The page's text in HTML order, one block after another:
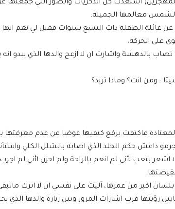
استعدت كل الذكريات والصور التي جمعتها
معالمها الجميلة.
عائلة الطفلة ذات التسع سنوات فقيل لي نعم
على الحركة.
بالدهشة واشارت ان لا ازعج والدها الذي يبدو انه
: ومن انت؟ وماذا تريد؟
فاكتفت برفع كتفيها عوضا عن عدم معرفتها
داعش حكم الجلد الذي اصابه بالشلل الكلي
بتعب لأني لم انعم بالراحة ولم احزن لأني لم
اكبر من عمرها، آليت على نفسي ان لا اترك
رؤيتها قرب اشارات المرور وبين زيارة والدها